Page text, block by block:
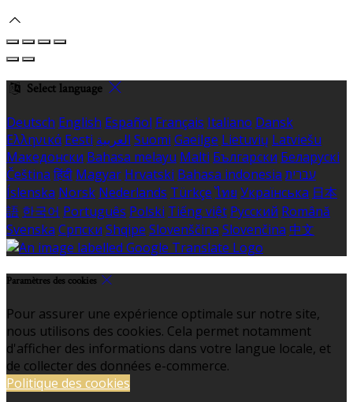
Select language
Deutsch English Español Français Italiano Dansk
Ελληνικά Eesti العربية Suomi Gaeilge Lietuvių Latviešu
Македонски Bahasa melayu Malti Български Беларускі
Čeština हिंदी Magyar Hrvatski Bahasa indonesia עברית
Íslenska Norsk Nederlands Türkçe ไทย Українська 日本
語 한국어 Português Polski Tiếng việt Русский Română
Svenska Српски Shqipe Slovenščina Slovenčina 中文
Paramètres des cookies
Pour assurer une expérience optimale sur notre site,
nous utilisons des cookies. Cela permet notamment
d'afficher des informations dans votre langue locale, et
de collecter des données e-commerce.
Politique des cookies